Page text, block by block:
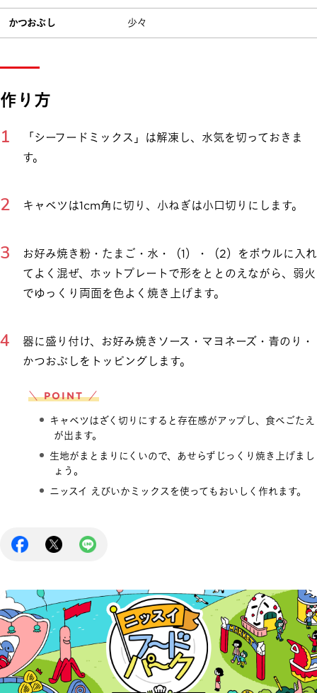
かつおぶし 少々
作り方
「シーフードミックス」は解凍し、水気を切っておきま
す。
キャベツは1cm角に切り、小ねぎは小口切りにします。
お好み焼き粉・たまご・水・（1）・（2）をボウルに入れ
てよく混ぜ、ホットプレートで形をととのえながら、弱火
でゆっくり両面を色よく焼き上げます。
器に盛り付け、お好み焼きソース・マヨネーズ・青のり・
かつおぶしをトッピングします。
＼ POINT ／
キャベツはざく切りにすると存在感がアップし、食べごたえ
が出ます。
生地がまとまりにくいので、あせらずじっくり焼き上げまし
ょう。
ニッスイ えびいかミックスを使ってもおいしく作れます。